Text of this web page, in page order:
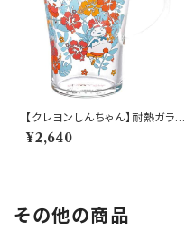
【クレヨンしんちゃん】耐熱ガラス
マグ（はな）【CS40】CS42-815
¥2,640
その他の商品